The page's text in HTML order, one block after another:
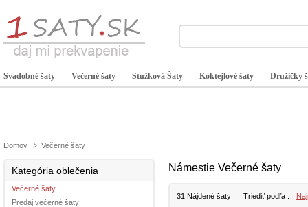
Svadobné šaty Večerné šaty Stužková Šaty Koktejlové šaty Družičky
Domov Večerné šaty
Kategória oblečenia
Večerné šaty
Predaj večerné šaty
Námestie Večerné šaty
31 Nájdené šaty Triediť podľa :